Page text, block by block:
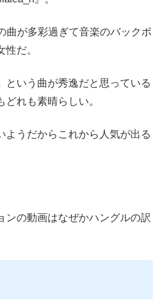
曲が多彩過ぎて音楽のバックボ
だ。
という曲が秀逸だと思っている
れも素晴らしい。
ようだからこれから人気が出る
ンの動画はなぜかハングルの訳